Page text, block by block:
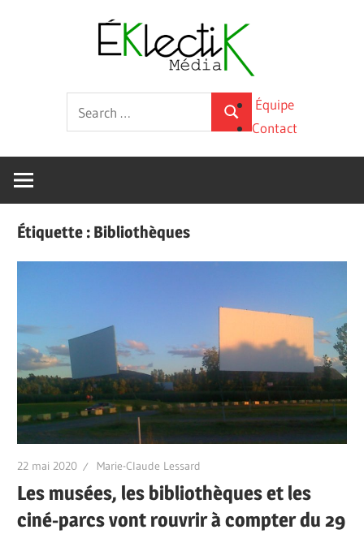
toutes
ses
formes
for:
Search
Équipe
Contact
Étiquette : Bibliothèques
22 mai 2020 Marie-Claude Lessard
Les musées, les bibliothèques et les
ciné-parcs vont rouvrir à compter du 29